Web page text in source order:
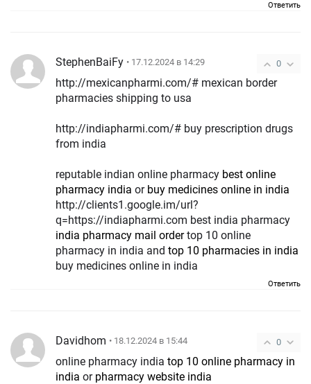
Ответить
0
StephenBaiFy • 17.12.2024 в 14:29
http://mexicanpharmi.com/# mexican border
pharmacies shipping to usa
http://indiapharmi.com/# buy prescription drugs
from india
reputable indian online pharmacy best online
pharmacy india or buy medicines online in india
http://clients1.google.im/url?
q=https://indiapharmi.com best india pharmacy
india pharmacy mail ordertop 10 online
pharmacy in india and top 10 pharmacies in india
buy medicines online in india
Ответить
0
Davidhom • 18.12.2024 в 15:44
online pharmacy india top 10 online pharmacy in
india or pharmacy website india